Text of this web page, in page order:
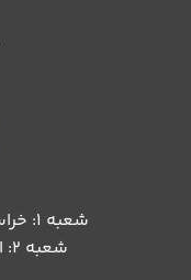
شعبه 1: خراسان شمالی، شهرستان گرمه
شعبه 2: استان بوشهر، بندر گناوه